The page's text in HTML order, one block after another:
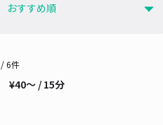
/ 6件
¥40〜 / 15分